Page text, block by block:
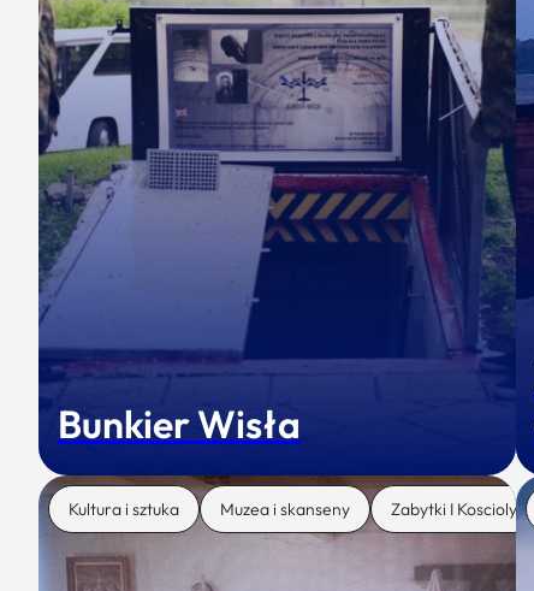
Bunkier Wisła
Kultura i sztuka Muzea i skanseny Zabytki I Koscioly